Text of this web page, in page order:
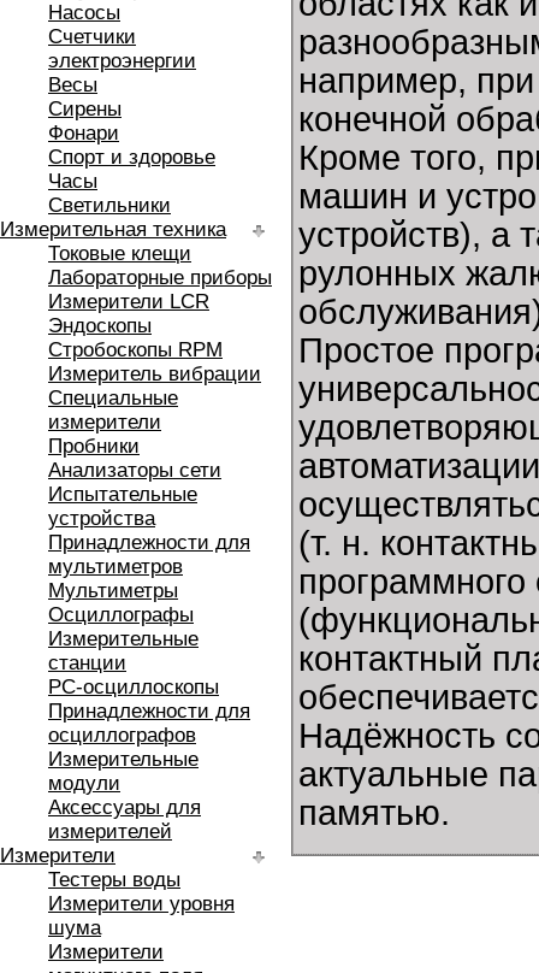
Насосы
Счетчики
электроэнергии
Весы
Сирены
Фонари
Спорт и здоровье
Часы
Светильники
Измерительная техника
Токовые клещи
Лабораторные приборы
Измерители LCR
Эндоскопы
Стробоскопы RPM
Измеритель вибрации
Специальные
измерители
Пробники
Анализаторы сети
Испытательные
устройства
Принадлежности для
мультиметров
Мультиметры
Осциллографы
Измерительные
станции
РС-осциллоскопы
Принадлежности для
осциллографов
Измерительные
модули
Аксессуары для
измерителей
Измерители
Тестеры воды
Измерители уровня
шума
Измерители
например,
конечной
Кроме того,
машин и
устройств), а
рулонных
Простое
(т. н.
контактный
Надёжность
актуальные
памятью.